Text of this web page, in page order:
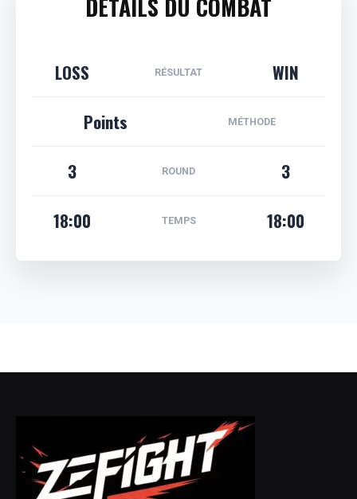
DÉTAILS DU COMBAT
LOSS RÉSULTAT
WIN
Points
MÉTHODE
3 ROUND
3
18:00
TEMPS 18:00